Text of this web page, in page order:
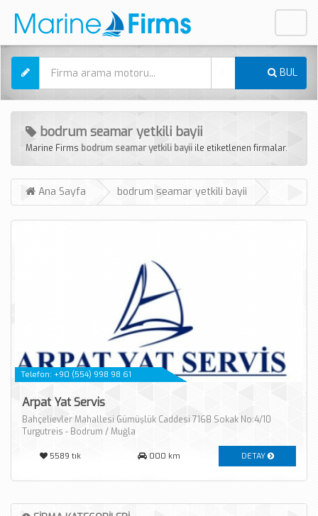
Menü
BUL
bodrum seamar yetkili bayii
Marine Firms bodrum seamar yetkili bayii ile etiketlenen firmalar.
Ana Sayfa bodrum seamar yetkili bayii
Telefon: +90 (554) 998 98 61
Arpat Yat Servis
Bahçelievler Mahallesi Gümüşlük Caddesi 7168 Sokak No:4/10
Turgutreis - Bodrum / Muğla
5589 tık 000 km DETAY